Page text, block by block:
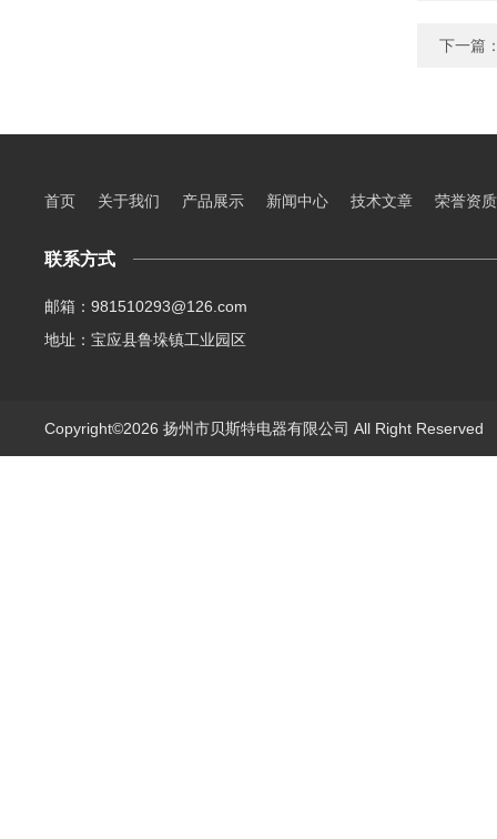
下一篇
首页 关于我们 产品展示 新闻中心 技术文章 荣誉资质
联系方式
邮箱：981510293@126.com
地址：宝应县鲁垛镇工业园区
Copyright©2026 扬州市贝斯特电器有限公司 All Right